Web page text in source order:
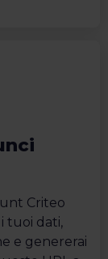
Criteo
tuoi dati,
e genererai